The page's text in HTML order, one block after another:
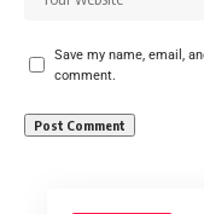
Save my name, email,
comment.